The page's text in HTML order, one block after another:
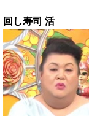
回し寿司 活